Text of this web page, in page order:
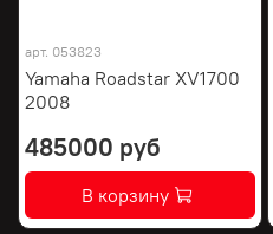
арт. 053823
Yamaha Roadstar XV1700
2008
485000 руб
В корзину